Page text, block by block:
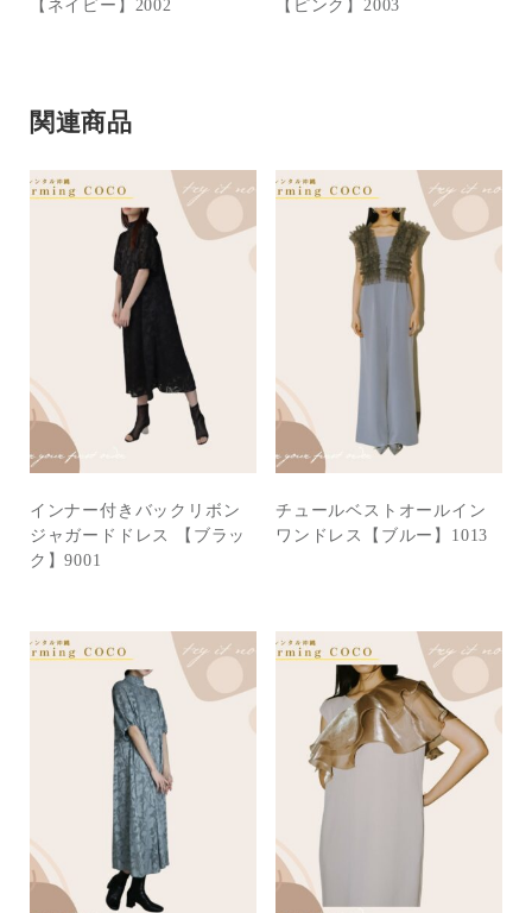
【ネイビー】2002
【ピンク】2003
関連商品
インナー付きバックリボン
ジャガードドレス 【ブラッ
ク】9001
チュールベストオールイン
ワンドレス【ブルー】1013